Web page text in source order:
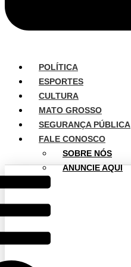
POLÍTICA
ESPORTES
CULTURA
MATO GROSSO
SEGURANÇA PÚBLICA
FALE CONOSCO
SOBRE NÓS
ANUNCIE AQUI